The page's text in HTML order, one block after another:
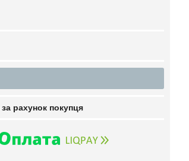
за рахунок покупця